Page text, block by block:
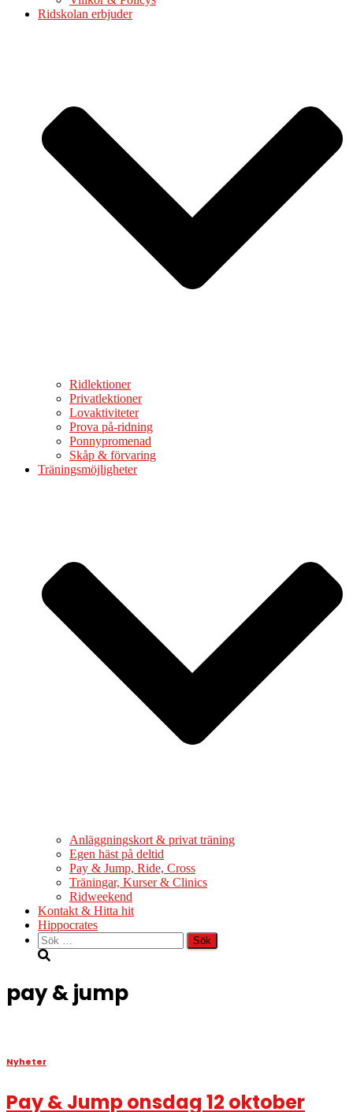
Ridskolan erbjuder
Ridlektioner
Privatlektioner
Lovaktiviteter
Prova på-ridning
Ponnypromenad
Skåp & förvaring
Träningsmöjligheter
Anläggningskort & privat träning
Egen häst på deltid
Pay & Jump, Ride, Cross
Träningar, Kurser & Clinics
Ridweekend
Kontakt & Hitta hit
Hippocrates
Sök
efter:
pay & jump
Nyheter
Pay & Jump onsdag 12 oktober